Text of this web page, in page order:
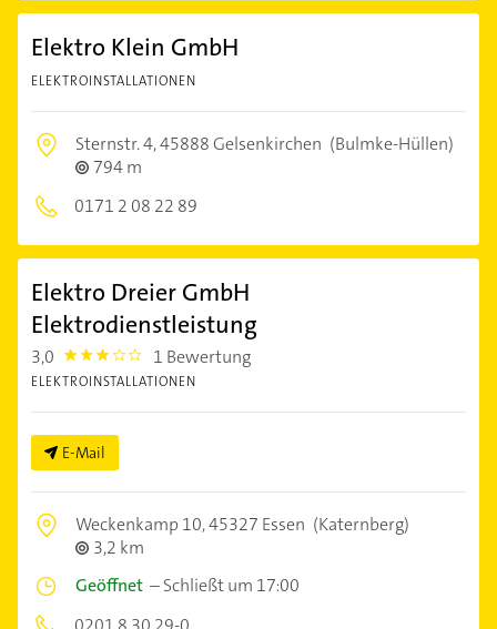
Elektro Klein GmbH
ELEKTROINSTALLATIONEN
Sternstr. 4,45888 Gelsenkirchen (Bulmke-Hüllen)
794 m
0171 2 08 22 89
Elektro Dreier GmbH
Elektrodienstleistung
3,0 3.0 1 Bewertung
ELEKTROINSTALLATIONEN
E-Mail
Weckenkamp 10,45327 Essen (Katernberg)
3,2 km
Geöffnet –Schließt um 17:00